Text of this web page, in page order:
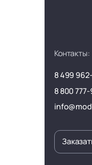
Контакты:
8 499
8 800